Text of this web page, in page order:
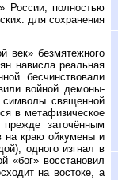
России, полностью
для сохранения
век» безмятежного
нависла реальная
бесчинствовали
войной демоны-
священной
в метафизическое
заточённым
на краю ойкумены и
одного изгнал в
«бог» восстановил
на востоке, а